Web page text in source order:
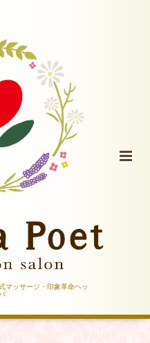
マッサージ・印象革命ヘッ